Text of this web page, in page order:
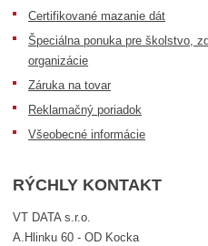
Certifikované mazanie dát
Špeciálna ponuka pre školstvo,
organizácie
Záruka na tovar
Reklamačný poriadok
Všeobecné informácie
RÝCHLY KONTAKT
VT DATA s.r.o.
A.Hlinku 60 - OD Kocka